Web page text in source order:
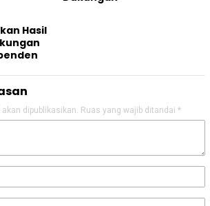
Hasil
dipublikasikan. Ruas yang wajib ditandai *